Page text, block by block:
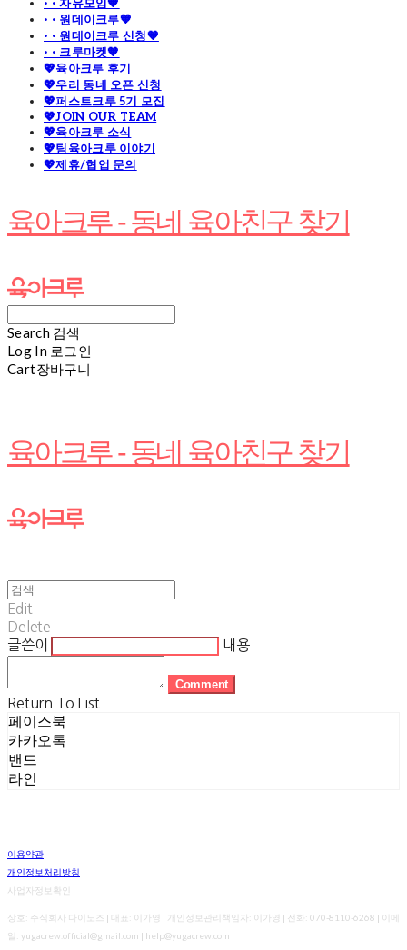
· · 자유모임🧡
· · 원데이크루🧡
· · 원데이크루 신청🧡
· · 크루마켓🧡
💖육아크루 후기
💖우리 동네 오픈 신청
💖퍼스트크루 5기 모집
💖JOIN OUR TEAM
💖육아크루 소식
💖팀육아크루 이야기
💖제휴/협업 문의
육아크루 - 동네 육아친구 찾기
Search 검색
Log In 로그인
Cart장바구니
육아크루 - 동네 육아친구 찾기
Edit
Delete
글쓴이
내용
Comment
Return To List
페이스북
카카오톡
밴드
라인
이용약관
개인정보처리방침
사업자정보확인
상호: 주식회사 다이노즈 | 대표: 이가영 | 개인정보관리책임자: 이가영 | 전화: 070-8110-6268 | 이메
일: yugacrew.official@gmail.com | help@yugacrew.com